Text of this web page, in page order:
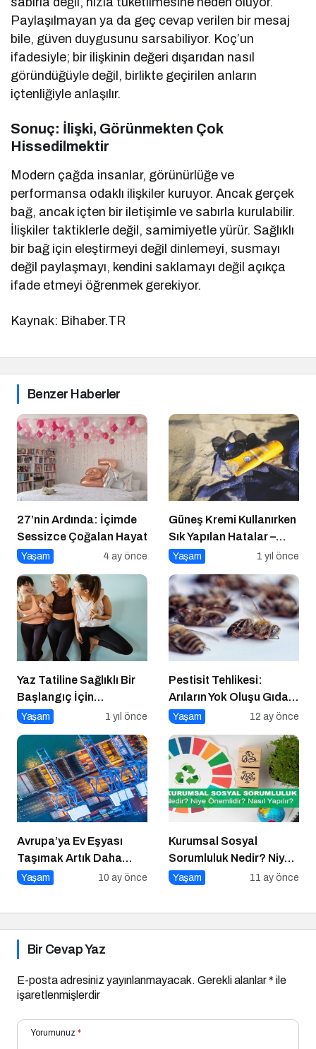
Paylaşılmayan ya da geç cevap verilen bir mesaj
bile, güven duygusunu sarsabiliyor. Koç’un
ifadesiyle; bir ilişkinin değeri dışarıdan nasıl
göründüğüyle değil, birlikte geçirilen anların
içtenliğiyle anlaşılır.
Sonuç: İlişki, Görünmekten Çok
Hissedilmektir
Modern çağda insanlar, görünürlüğe ve
performansa odaklı ilişkiler kuruyor. Ancak gerçek
bağ, ancak içten bir iletişimle ve sabırla kurulabilir.
İlişkiler taktiklerle değil, samimiyetle yürür. Sağlıklı
bir bağ için eleştirmeyi değil dinlemeyi, susmayı
değil paylaşmayı, kendini saklamayı değil açıkça
ifade etmeyi öğrenmek gerekiyor.
Kaynak: Bihaber.TR
Benzer Haberler
27’nin Ardında: İçimde
Sessizce Çoğalan Hayat
Yaşam 4 ay önce
Güneş Kremi Kullanırken
Sık Yapılan Hatalar –
Yaygın 8 Hata
Yaşam 1 yıl önce
Yaz Tatiline Sağlıklı Bir
Başlangıç İçin
Beslenme
Yaşam 1 yıl önce
Pestisit Tehlikesi:
Arıların Yok Oluşu Gıda
Zincirini Çökertiyor!
Yaşam 12 ay önce
Avrupa’ya Ev Eşyası
Taşımak Artık Daha
Güvenli ve Kolay!
Yaşam 10 ay önce
Kurumsal Sosyal
Sorumluluk Nedir? Niye
Önemlidir? Kurumsal
Yaşam 11 ay önce
Bir Cevap Yaz
E-posta adresiniz yayınlanmayacak. Gerekli alanlar* ile
işaretlenmişlerdir
Yorumunuz *